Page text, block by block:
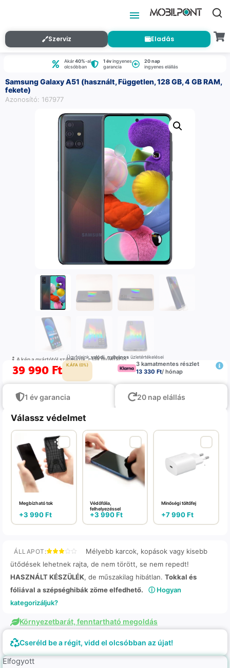
Szerviz Eladás
Akár40%-al
olcsóbban
1 évingyenes
garancia
20 nap
ingyenes elállás
Samsung Galaxy A51 (használt, Független, 128 GB, 4 GB RAM,
fekete)
Azonosító: 167977
A kép a gyártótól származik, csak illustráció
Ügyfeleinkvalódi,nyilvánosüzletértékelései
39 990 Ft K.ÁFA (0%)
3 kamatmentes részlet
13 330 Ft/ hónap
1 év garancia 20 nap elállás
Válassz védelmet
Megbízható tok
+3 990Ft
Védőfólia,
felhelyezéssel
+3 990Ft
Minőségi töltőfej
+7 990Ft
ÁLLAPOT:
Mélyebb karcok, kopások vagy kisebb
ütődések lehetnek rajta, de nem törött, se nem repedt!
HASZNÁLT KÉSZÜLÉK, de műszakilag hibátlan. Tokkal és
fóliával a szépséghibák zöme elfedhető.
ⓘ Hogyan
kategorizáljuk?
Környezetbarát, fenntartható megoldás
Cseréld be a régit, vidd el olcsóbban az újat!
Elfogyott